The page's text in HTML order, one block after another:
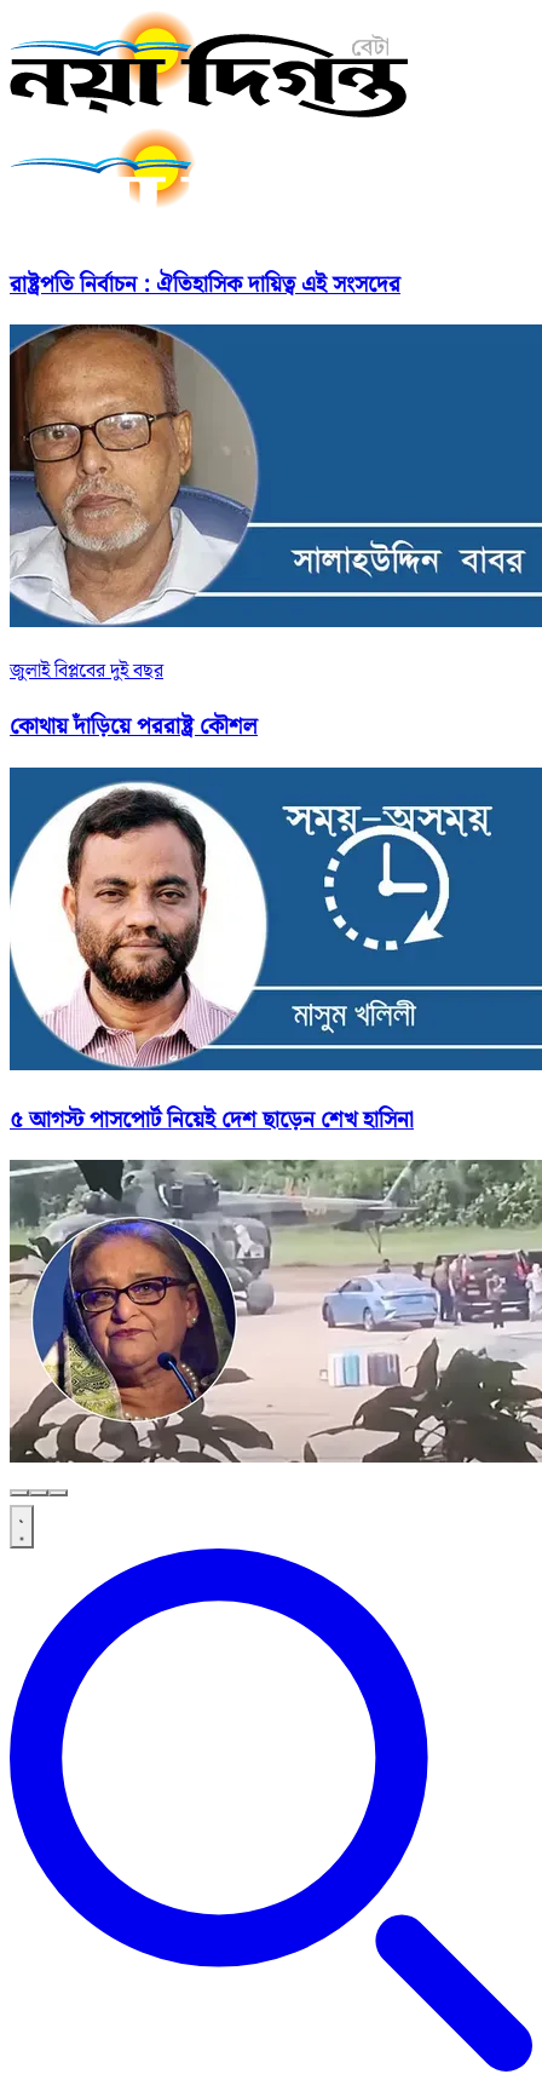
রাষ্ট্রপতি নির্বাচন : ঐতিহাসিক দায়িত্ব এই সংসদের
জুলাই বিপ্লবের দুই বছর
কোথায় দাঁড়িয়ে পররাষ্ট্র কৌশল
৫ আগস্ট পাসপোর্ট নিয়েই দেশ ছাড়েন শেখ হাসিনা